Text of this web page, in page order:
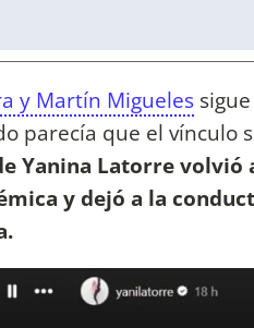
y Martín Migueles
parecía que el vínculo
Yanina Latorre volvió
y dejó a la